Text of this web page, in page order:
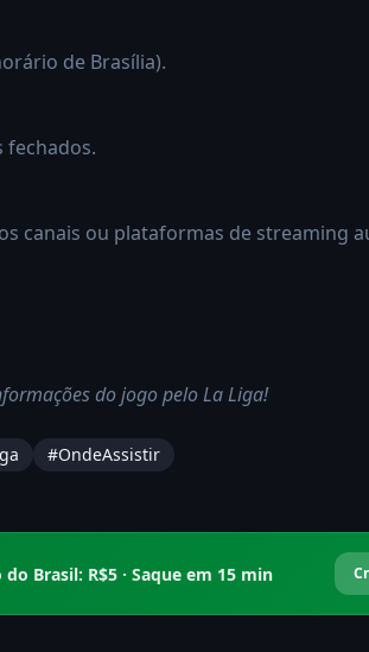
de Brasília).
fechados.
canais ou plataformas de streaming
do jogo pelo La Liga!
#OndeAssistir
Brasil: R$5 · Saque em 15 min